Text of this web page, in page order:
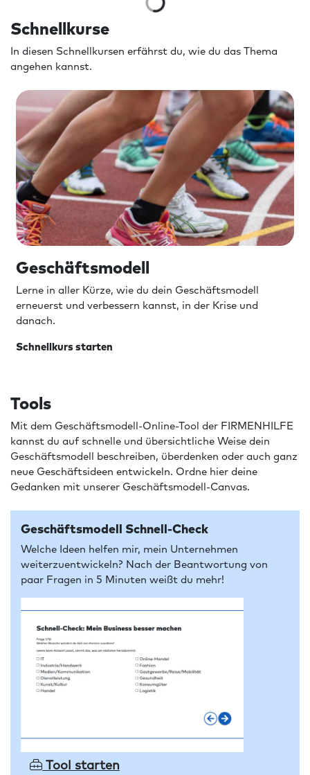
Schnellkurse
In diesen Schnellkursen erfährst du, wie du das Thema
angehen kannst.
Geschäftsmodell
Lerne in aller Kürze, wie du dein Geschäftsmodell
erneuerst und verbessern kannst, in der Krise und
danach.
Schnellkurs starten
Tools
Mit dem Geschäftsmodell-Online-Tool der FIRMENHILFE
kannst du auf schnelle und übersichtliche Weise dein
Geschäftsmodell beschreiben, überdenken oder auch ganz
neue Geschäftsideen entwickeln. Ordne hier deine
Gedanken mit unserer Geschäftsmodell-Canvas.
Geschäftsmodell Schnell-Check
Welche Ideen helfen mir, mein Unternehmen
weiterzuentwickeln? Nach der Beantwortung von
paar Fragen in 5 Minuten weißt du mehr!
Tool starten